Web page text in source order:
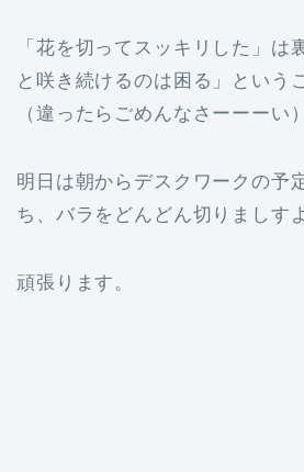
「花を切ってスッキリした」は
と咲き続けるのは困る」という
（違ったらごめんなさーーーい）
明日は朝からデスクワークの予
ち、バラをどんどん切りましす
頑張ります。